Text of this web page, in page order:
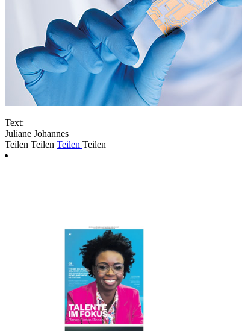
Text:
Juliane Johannes
Teilen Teilen Teilen Teilen